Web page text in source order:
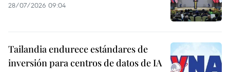
28/07/2026 09:04
Tailandia endurece estándares de
inversión para centros de datos de IA